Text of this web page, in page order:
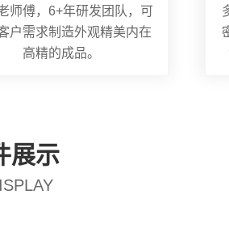
师傅，6+年研发团队，可
户需求制造外观精美内在
高精的成品。
展示